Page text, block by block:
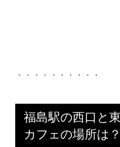
・・・・・・・・・・
福島駅の西口と
カフェの場所は？